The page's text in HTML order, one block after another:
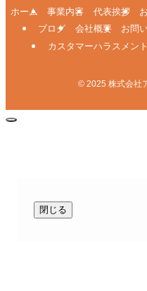
ホーム 事業内容 代表挨拶
ブログ
会社概要 お問
カスタマーハラスメン
© 2025 株式会社
閉じる